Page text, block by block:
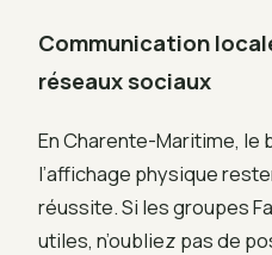
Communication
réseaux sociaux
En Charente-Maritime,
l’affichage physique
réussite. Si les groupes
utiles, n’oubliez pas de